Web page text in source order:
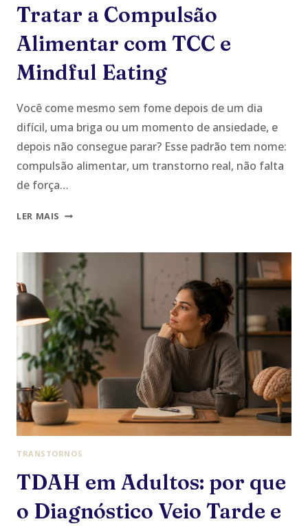
Tratar a Compulsão
Alimentar com TCC e
Mindful Eating
Você come mesmo sem fome depois de um dia
difícil, uma briga ou um momento de ansiedade, e
depois não consegue parar? Esse padrão tem nome:
compulsão alimentar, um transtorno real, não falta
de força…
LER MAIS QUANDO
VÁLVULA
DE
ESCAPE:
COMO
TRATAR
A
COMPULSÃO
ALIMENTAR
COM
TCC
E
MINDFUL
EATING
TRANSTORNOS
TDAH em Adultos: por que
o Diagnóstico Veio Tarde e